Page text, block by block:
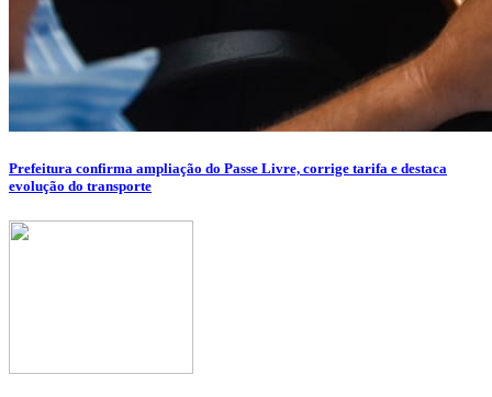
Prefeitura confirma ampliação do Passe Livre, corrige tarifa e destaca
evolução do transporte